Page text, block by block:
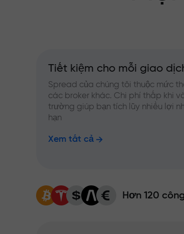
Tiết kiệm cho mỗi giao
Spread của chúng tôi thuộc mức
các broker khác. Chi phí thấp khi
trường giúp bạn tích lũy nhiều lợi
hạn
Xem tất cả
Hơn 120